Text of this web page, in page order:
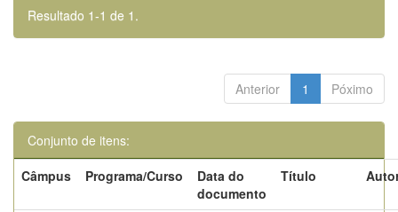
Resultado 1-1 de 1.
Anterior 1 Póximo
Conjunto de itens:
Câmpus
Programa/Curso
Data do
documento
Título